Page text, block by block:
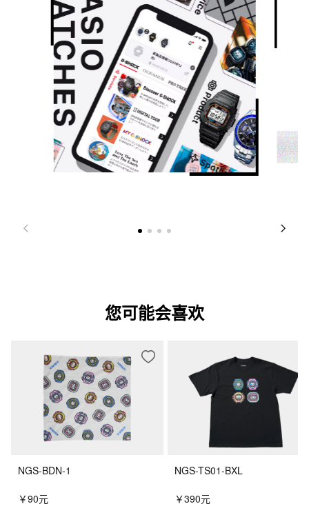
您可能会喜欢
NGS-BDN-1
￥90元
NGS-TS01-BXL
￥390元